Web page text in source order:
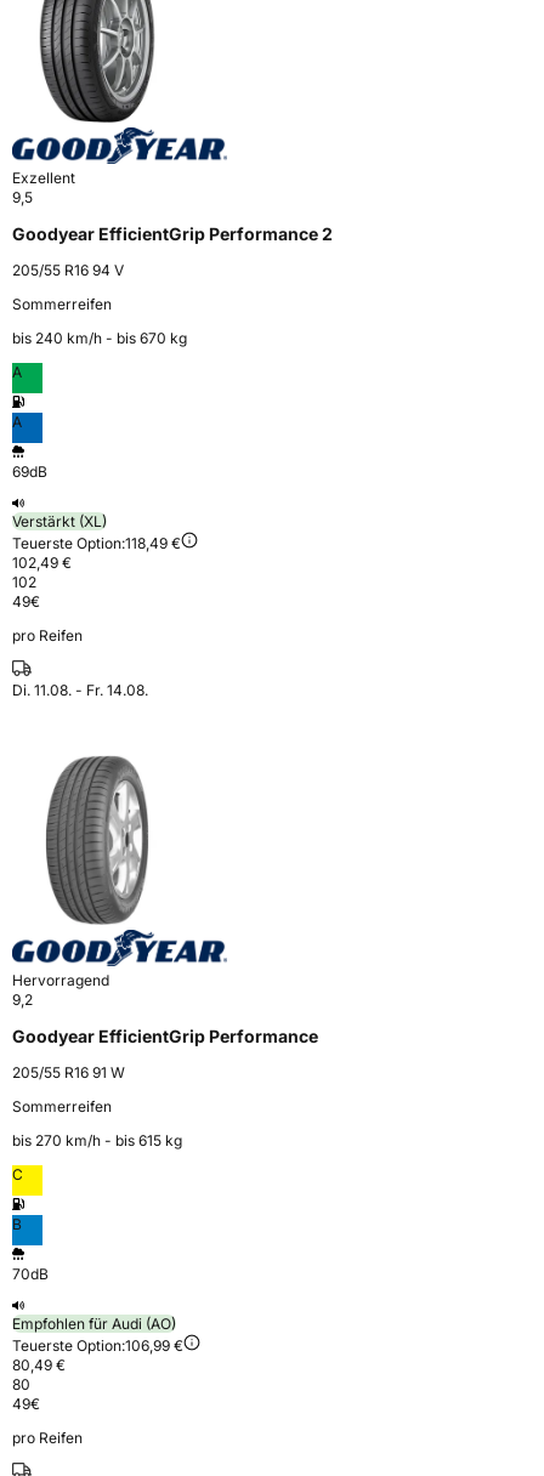
Exzellent
9,5
Goodyear EfficientGrip Performance 2
205/55 R16 94 V
Sommerreifen
bis 240 km⁠/⁠h - bis 670 kg
A
A
69dB
Verstärkt (XL)
Teuerste Option:118,49 €
102,49 €
102
49€
pro Reifen
Di. 11.08. - Fr. 14.08.
Hervorragend
9,2
Goodyear EfficientGrip Performance
205/55 R16 91 W
Sommerreifen
bis 270 km⁠/⁠h - bis 615 kg
C
B
70dB
Empfohlen für Audi (AO)
Teuerste Option:106,99 €
80,49 €
80
49€
pro Reifen